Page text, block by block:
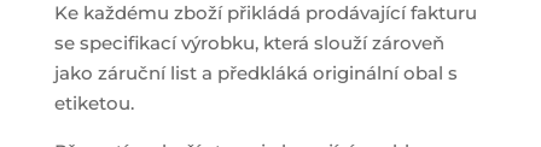
Ke každému zboží přikládá prodávající fakturu
se specifikací výrobku, která slouží zároveň
jako záruční list a předkláká originální obal s
etiketou.